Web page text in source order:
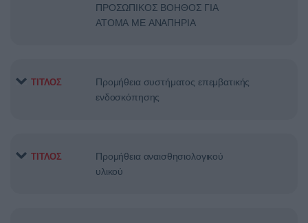
ΠΡΟΣΩΠΙΚΟΣ ΒΟΗΘΟΣ ΓΙΑ
ΑΤΟΜΑ ΜΕ ΑΝΑΠΗΡΙΑ
ΤΙΤΛΟΣ
Προμήθεια συστήματος επεμβατικής
ενδοσκόπησης
ΤΙΤΛΟΣ
Προμήθεια αναισθησιολογικού
υλικού